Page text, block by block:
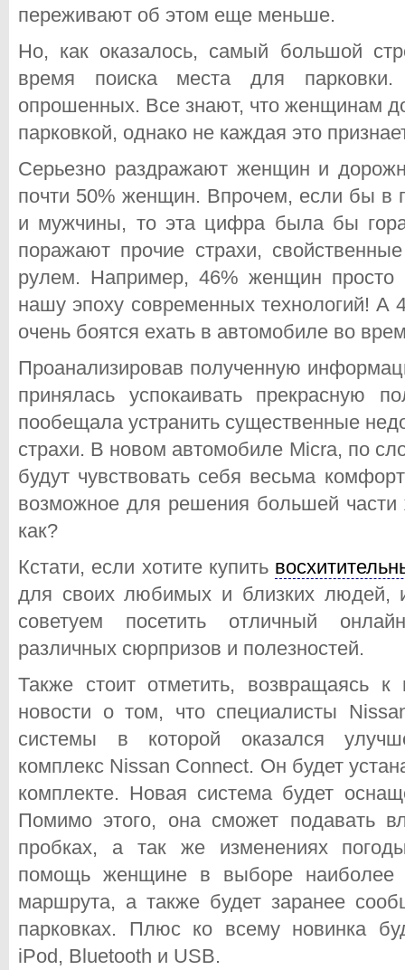
переживают об этом еще меньше.
Но, как оказалось, самый большой
время поиска места для
опрошенных. Все знают, что женщинам
парковкой, однако не каждая это
Серьезно раздражают женщин и
почти 50% женщин. Впрочем, если бы в
и мужчины, то эта цифра была бы
поражают прочие страхи,
рулем. Например, 46% женщин просто
нашу эпоху современных технологий! А
очень боятся ехать в автомобиле во
Проанализировав полученную
принялась успокаивать прекрасную
пообещала устранить существенные
страхи. В новом автомобиле Micra, по
будут чувствовать себя весьма
возможное для решения большей части
как?
Кстати, если хотите купить
для своих любимых и близких людей,
советуем посетить отличный
различных сюрпризов и полезностей.
Также стоит отметить, возвращаясь
новости о том, что специалисты
системы в которой оказался
комплекс Nissan Connect. Он будет
комплекте. Новая система будет
Помимо этого, она сможет подавать
пробках, а так же изменениях
помощь женщине в выборе наиболее
маршрута, а также будет заранее
парковках. Плюс ко всему новинка
iPod, Bluetooth и USB.